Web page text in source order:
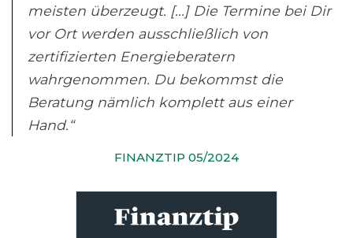
meisten überzeugt. [...] Die Termine bei Dir
vor Ort werden ausschließlich von
zertifizierten Energieberatern
wahrgenommen. Du bekommst die
Beratung nämlich komplett aus einer
Hand.“
FINANZTIP 05/2024